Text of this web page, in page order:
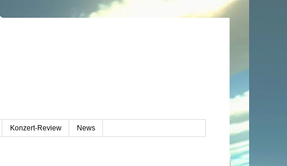
Konzert-Review News